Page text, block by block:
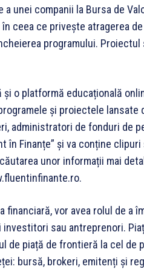
unei companii la Bursa de
ceea ce privește atragerea
programului. Proiectul
și o platformă educațională
și proiectele lansate
administratori de fonduri de
în Finanțe” și va conține
unor informații mai
vor avea rolul de a
sau antreprenori.
de piață de frontieră la cel de
bursă, brokeri, emitenți și